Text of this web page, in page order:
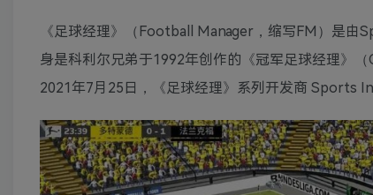
《足球经理》（Football Manager，缩写FM）是
身是科利尔兄弟于1992年创作的《冠军足球经理》（
2021年7月25日，《足球经理》系列开发商 Sports